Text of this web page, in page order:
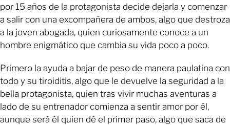
por 15 años de la protagonista decide dejarla y comenzar
a salir con una excompañera de ambos, algo que destroza
a la joven abogada, quien curiosamente conoce a un
hombre enigmático que cambia su vida poco a poco.
Primero la ayuda a bajar de peso de manera paulatina con
todo y su tiroiditis, algo que le devuelve la seguridad a la
bella protagonista, quien tras vivir muchas aventuras a
lado de su entrenador comienza a sentir amor por él,
aunque será él quien dé el primer paso, algo que saca de